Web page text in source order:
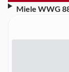
Miele WWG